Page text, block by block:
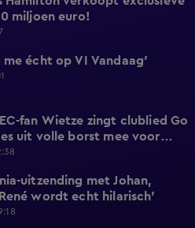
miljoen euro!
écht op VI Vandaag'
fan Wietze zingt clublied Go
uit volle borst mee voor
uitzending met Johan,
wordt echt hilarisch'